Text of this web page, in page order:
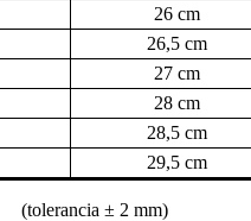
26 cm
26,5 cm
27 cm
28 cm
28,5 cm
29,5 cm
(tolerancia ± 2 mm)